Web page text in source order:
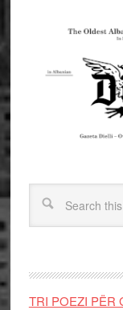
TRI POEZI PËR